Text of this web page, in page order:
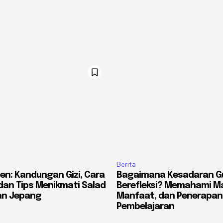
Kandungan Gizi, Cara
Tips Menikmati Salad
Jepang
Berita
Bagaimana Kesadaran
Berefleksi? Memahami
Manfaat, dan
Pembelajaran